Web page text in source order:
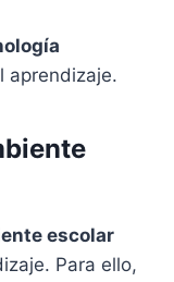
aprendizaje.
escolar
Para ello,